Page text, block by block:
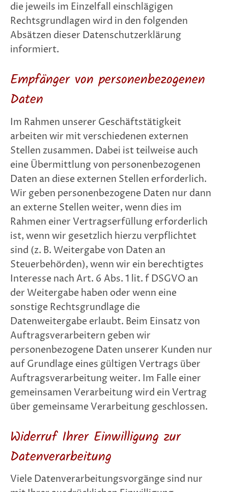
die jeweils im Einzelfall einschlägigen
Rechtsgrundlagen wird in den folgenden
Absätzen dieser Datenschutzerklärung
informiert.
Empfänger von personenbezogenen
Daten
Im Rahmen unserer Geschäftstätigkeit
arbeiten wir mit verschiedenen externen
Stellen zusammen. Dabei ist teilweise auch
eine Übermittlung von personenbezogenen
Daten an diese externen Stellen erforderlich.
Wir geben personenbezogene Daten nur dann
an externe Stellen weiter, wenn dies im
Rahmen einer Vertragserfüllung erforderlich
ist, wenn wir gesetzlich hierzu verpflichtet
sind (z. B. Weitergabe von Daten an
Steuerbehörden), wenn wir ein berechtigtes
Interesse nach Art. 6 Abs. 1 lit. f DSGVO an
der Weitergabe haben oder wenn eine
sonstige Rechtsgrundlage die
Datenweitergabe erlaubt. Beim Einsatz von
Auftragsverarbeitern geben wir
personenbezogene Daten unserer Kunden nur
auf Grundlage eines gültigen Vertrags über
Auftragsverarbeitung weiter. Im Falle einer
gemeinsamen Verarbeitung wird ein Vertrag
über gemeinsame Verarbeitung geschlossen.
Widerruf Ihrer Einwilligung zur
Datenverarbeitung
Viele Datenverarbeitungsvorgänge sind nur